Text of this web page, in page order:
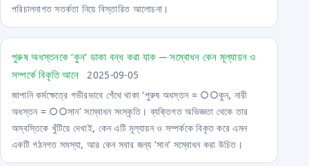
পরিচালনাগত সতর্কতা নিয়ে বিস্তারিত আলোচনা।
পুরুষ অধস্তনকে ‘কুন’ ডাকা বন্ধ করা যাক ─ সম্বোধন কেন মূল্যায়ন ও
সম্পর্কে বিকৃতি আনে
2025-09-05
জাপানি কর্মক্ষেত্রে গভীরভাবে গেঁথে থাকা ‘পুরুষ অধস্তন = ○○কুন, নারী
অধস্তন = ○○সান’ সম্বোধন সংস্কৃতি। ব্যক্তিগত অভিজ্ঞতা থেকে তার
অস্বস্তিকে খুঁটিয়ে দেখাই, কেন এটি মূল্যায়ন ও সম্পর্ককে বিকৃত করে এমন
একটি গঠনগত সমস্যা, আর কেন সবার জন্য ‘সান’ সম্বোধন করা উচিত।